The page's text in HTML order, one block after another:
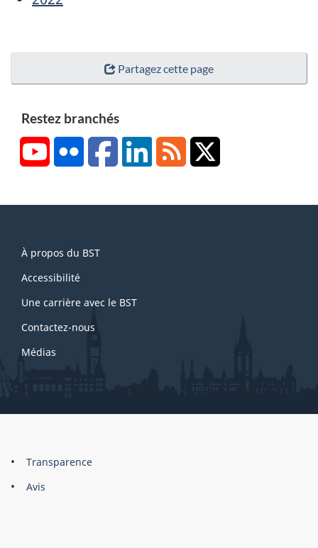
Partagez cette page
Restez branchés
YouTubeFlickr FacebookLinkedInRSS
this
site
À propos du BST
Accessibilité
Une carrière avec le BST
Contactez-nous
Médias
About
this
Brand
Transparence
Avis